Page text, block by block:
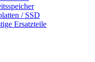
/ SSD
Ersatzteile